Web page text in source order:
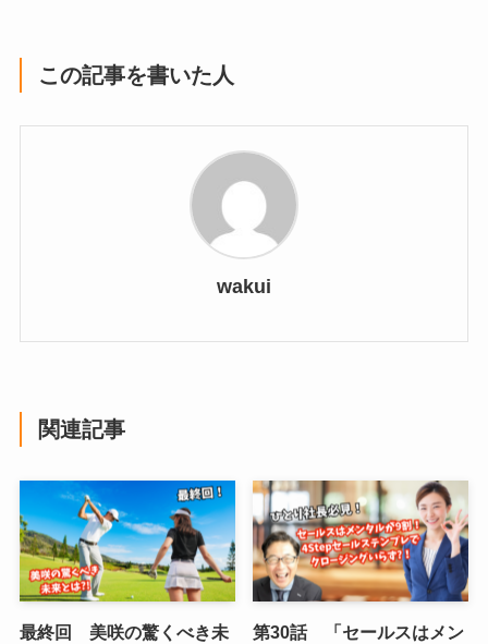
この記事を書いた人
wakui
関連記事
最終回 美咲の驚くべき未
第30話 「セールスはメン